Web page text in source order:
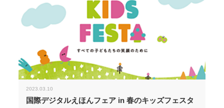
2023.03.10
国際デジタルえほんフェア in 春のキッズフェスタ